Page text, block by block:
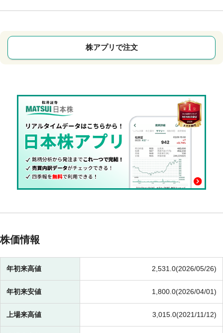
株アプリで注文
株価情報
年初来高値 2,531.0(2026/05/26)
年初来安値 1,800.0(2026/04/01)
上場来高値 3,015.0(2021/11/12)